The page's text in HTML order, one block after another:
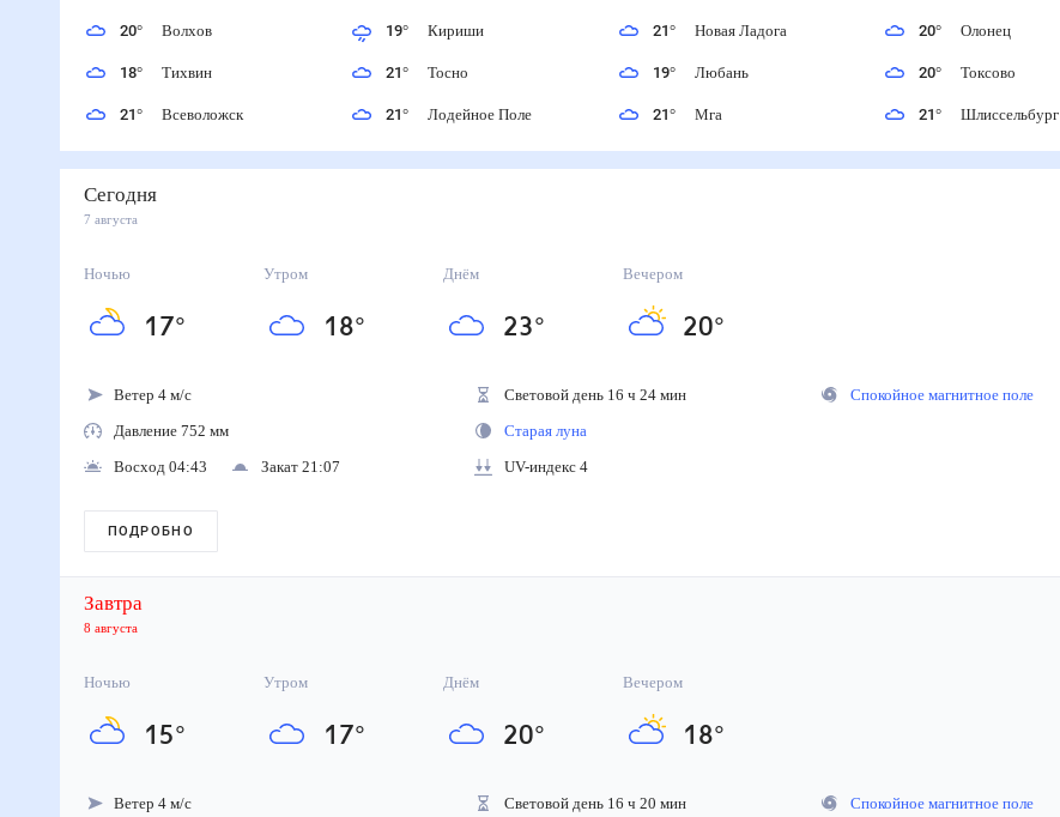
20° Волхов
18° Тихвин
21° Всеволожск
19° Кириши
21° Тосно
21° Лодейное Поле
21° Новая Ладога
19° Любань
21° Мга
20° Олонец
20° Токсово
21° Шлиссельбург
Сегодня
7 августа
Ночью
17°
Утром
18°
Днём
23°
Вечером
20°
Ветер 4 м/с
Давление 752 мм
Восход 04:43
Закат 21:07
Световой день 16 ч 24 мин
Старая луна
UV-индекс 4
Спокойное магнитное поле
ПОДРОБНО
Завтра
8 августа
Ночью
15°
Утром
17°
Днём
20°
Вечером
18°
Ветер 4 м/с
Световой день 16 ч 20 мин
Спокойное магнитное поле